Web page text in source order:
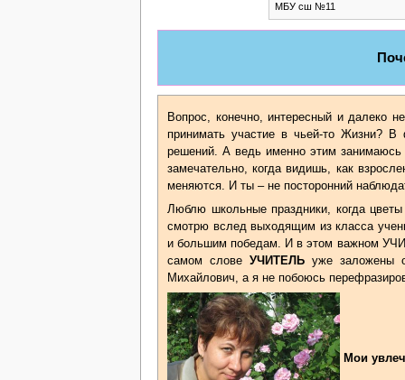
МБУ сш №11
Вопрос, конечно, интересный и далеко
принимать участие в чьей-то Жизни? В
решений. А ведь именно этим
замечательно, когда видишь, как
меняются. И ты – не посторонний
Люблю школьные праздники, когда
смотрю вслед выходящим из класса
и большим победам. И в этом важном
самом словеУЧИТЕЛЬ уже заложены
Михайлович, а я не побоюсь
Мои